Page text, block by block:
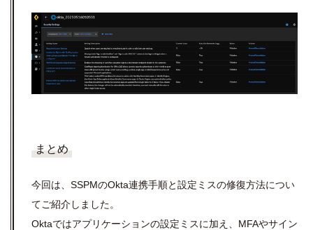
まとめ
今回は、SSPMのOkta連携手順と設定ミスの修復方法につい
てご紹介しました。
Oktaではアプリケーションの設定ミスに加え、MFAやサイン